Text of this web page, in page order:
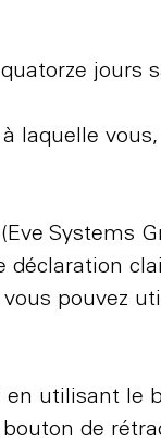
jours
laquelle
Systems
pouvez
utilisant le
de